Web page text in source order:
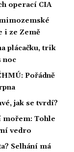
operací CIA
i ze Země
plácačku, trik
noc
Pořádně
jak se tvrdí?
mořem: Tohle
vedro
Selhání má